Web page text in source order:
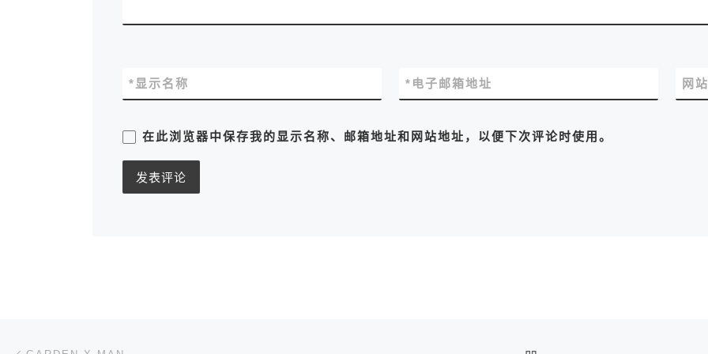
显示名称
* 电子邮箱地址
* 网
在此浏览器中保存我的显示名称、邮箱地址和网站地址，以便下次评论时使用。
文章导航